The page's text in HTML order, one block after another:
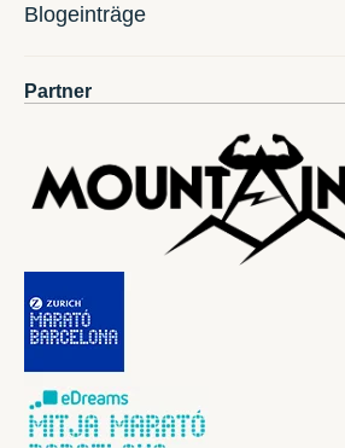
Blogeinträge
Partner